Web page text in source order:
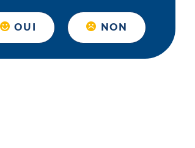
OUI NON